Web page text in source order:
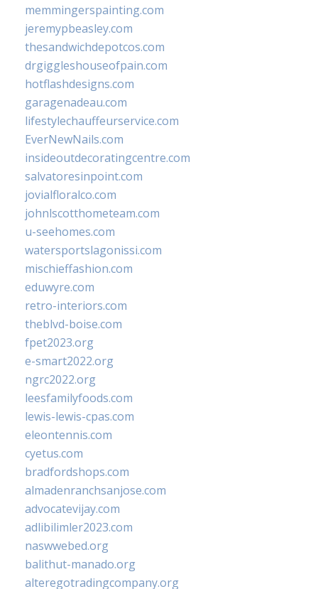
memmingerspainting.com
jeremypbeasley.com
thesandwichdepotcos.com
drgiggleshouseofpain.com
hotflashdesigns.com
garagenadeau.com
lifestylechauffeurservice.com
EverNewNails.com
insideoutdecoratingcentre.com
salvatoresinpoint.com
jovialfloralco.com
johnlscotthometeam.com
u-seehomes.com
watersportslagonissi.com
mischieffashion.com
eduwyre.com
retro-interiors.com
theblvd-boise.com
fpet2023.org
e-smart2022.org
ngrc2022.org
leesfamilyfoods.com
lewis-lewis-cpas.com
eleontennis.com
cyetus.com
bradfordshops.com
almadenranchsanjose.com
advocatevijay.com
adlibilimler2023.com
naswwebed.org
balithut-manado.org
alteregotradingcompany.org